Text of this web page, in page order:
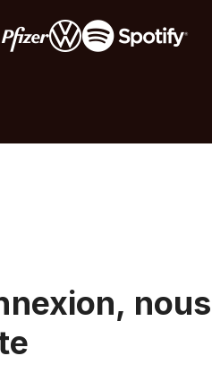
nous